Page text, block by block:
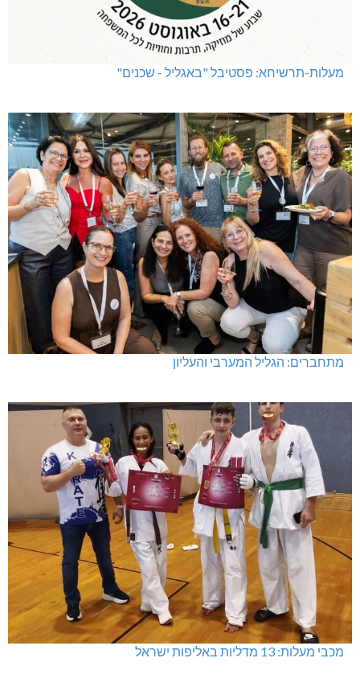
מעלות-תרשיחא: פסטיבל "באגליל - שכנים"
מתחברים: הגליל המערבי והעליון
מכבי מעלות: 13 מדליות באליפות ישראל